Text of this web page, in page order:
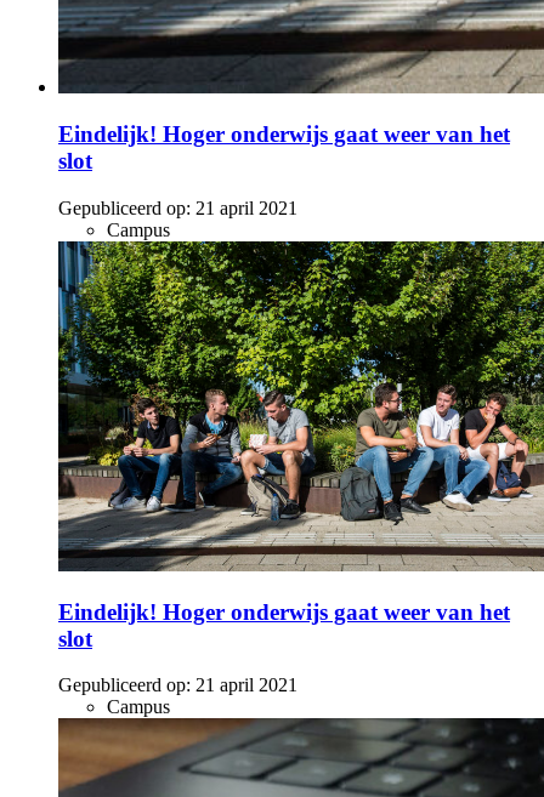
Eindelijk! Hoger onderwijs gaat weer van het
slot
Gepubliceerd op: 21 april 2021
Campus
Eindelijk! Hoger onderwijs gaat weer van het
slot
Gepubliceerd op: 21 april 2021
Campus